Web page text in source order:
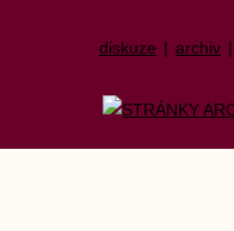
diskuze | archiv |